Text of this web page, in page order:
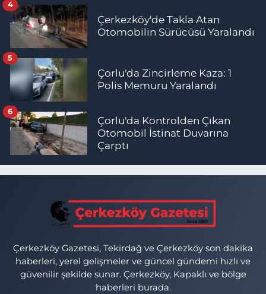
Çerkezköy'de Takla Atan
Otomobilin Sürücüsü Yaralandı
4
Çorlu'da Zincirleme Kaza: 1
Polis Memuru Yaralandı
5
Çorlu'da Kontrolden Çıkan
Otomobil İstinat Duvarına
Çarptı
6
Çerkezköy Gazetesi, Tekirdağ ve Çerkezköy son dakika
haberleri, yerel gelişmeler ve güncel gündemi hızlı ve
güvenilir şekilde sunar. Çerkezköy, Kapaklı ve bölge
haberleri burada.